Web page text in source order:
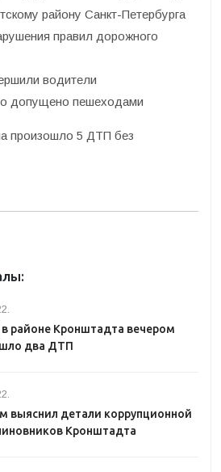
району Санкт-Петербурга
правил дорожного
водители
допущено пешеходами
произошло 5 ДТП без
районе Кронштадта вечером
два ДТП
выяснил детали коррупционной
Кронштадта